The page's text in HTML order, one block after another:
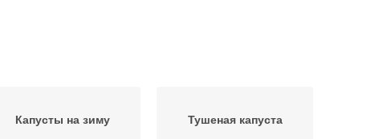
Капусты на зиму Тушеная капуста